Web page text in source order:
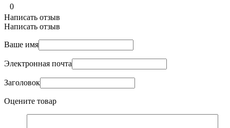
0
Написать отзыв
Написать отзыв
Ваше имя
Электронная почта
Заголовок
Оцените товар